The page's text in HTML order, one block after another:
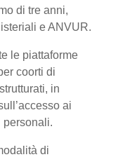
di tre anni,
e ANVUR.
le piattaforme
coorti di
in
ai
personali.
di